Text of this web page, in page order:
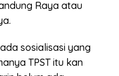
Raya atau
sosialisasi yang
TPST itu kan